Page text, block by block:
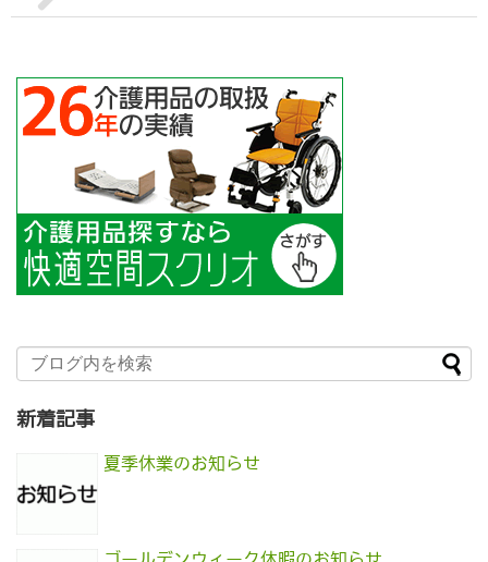
新着記事
夏季休業のお知らせ
ゴールデンウィーク休暇のお知らせ